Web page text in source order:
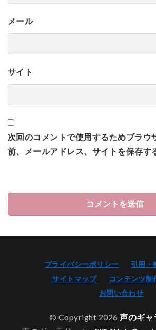
メール
サイト
次回のコメントで使用するためブラウ
前、メールアドレス、サイトを保存す
プライバシーポリシー
引用・
サイトマップ
コンテンツ制
お問い合わせ
© Copyright 2026声のギャ